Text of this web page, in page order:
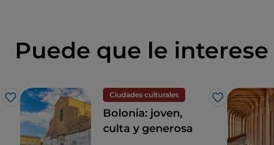
Puede que le interese
Me gusta
Ciudades culturales
Me gusta
Bolonia: joven,
culta y generosa